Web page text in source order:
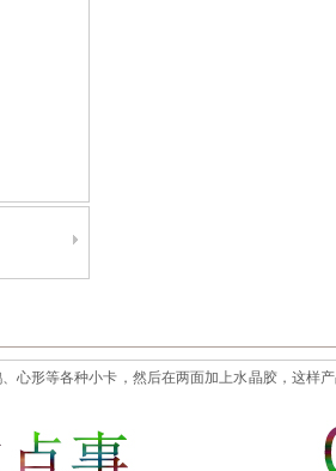
心形等各种小卡，然后在两面加上水晶胶，这